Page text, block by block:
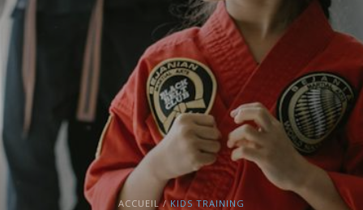
ACCUEIL/KIDS TRAINING